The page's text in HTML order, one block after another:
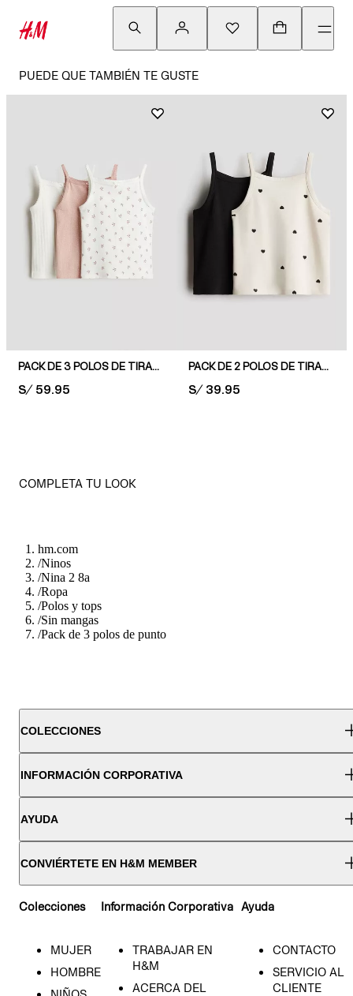
PUEDE QUE TAMBIÉN TE GUSTE
PACK DE 3 POLOS DE TIRANTES EN ALGODÓN
PRICE:
S/ 59.95
PACK DE 2 POLOS DE TIRANTES EN ALGODÓN
PRICE:
S/ 39.95
COMPLETA TU LOOK
hm.com
/Ninos
/Nina 2 8a
/Ropa
/Polos y tops
/Sin mangas
/Pack de 3 polos de punto
COLECCIONES
INFORMACIÓN CORPORATIVA
AYUDA
CONVIÉRTETE EN H&M MEMBER
Colecciones
MUJER
HOMBRE
Información Corporativa
TRABAJAR EN
H&M
ACERCA DEL
Ayuda
CONTACTO
SERVICIO AL
CLIENTE